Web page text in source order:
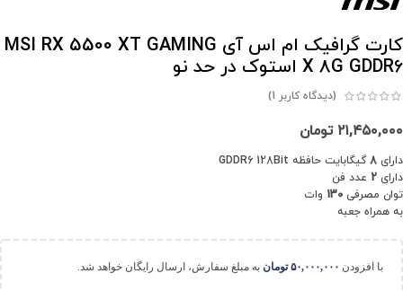
کارت گرافیک ام اس آی MSI RX 5500 XT GAMING
X 8G GDDR6 استوک در حد نو
(دیدگاه کاربر 1
)
۲۱,۴۵۰,۰۰۰ تومان
دارای 8گیگابایت حافظه GDDR6 128Bit
دارای 2 عدد فن
توان مصرفی 130 وات
به همراه جعبه
با افزودن ۵۰,۰۰۰,۰۰۰ تومان به مبلغ سفارش، ارسال رایگان خواهد شد.